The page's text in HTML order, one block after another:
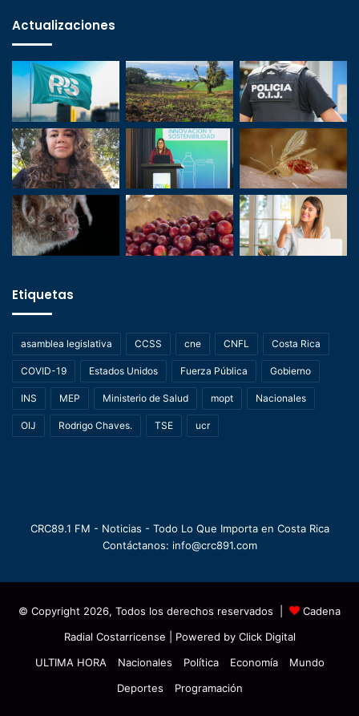
Actualizaciones
Etiquetas
asamblea legislativa CCSS cne CNFL Costa Rica
COVID-19 Estados Unidos Fuerza Pública Gobierno
INS MEP Ministerio de Salud mopt Nacionales
OIJ Rodrigo Chaves. TSE ucr
CRC89.1 FM - Noticias - Todo Lo Que Importa en Costa Rica
Contáctanos: info@crc891.com
© Copyright 2026, Todos los derechos reservados |
Cadena
Radial Costarricense | Powered by Click Digital
ULTIMA HORA
Nacionales Política Economía
Mundo
Deportes
Programación